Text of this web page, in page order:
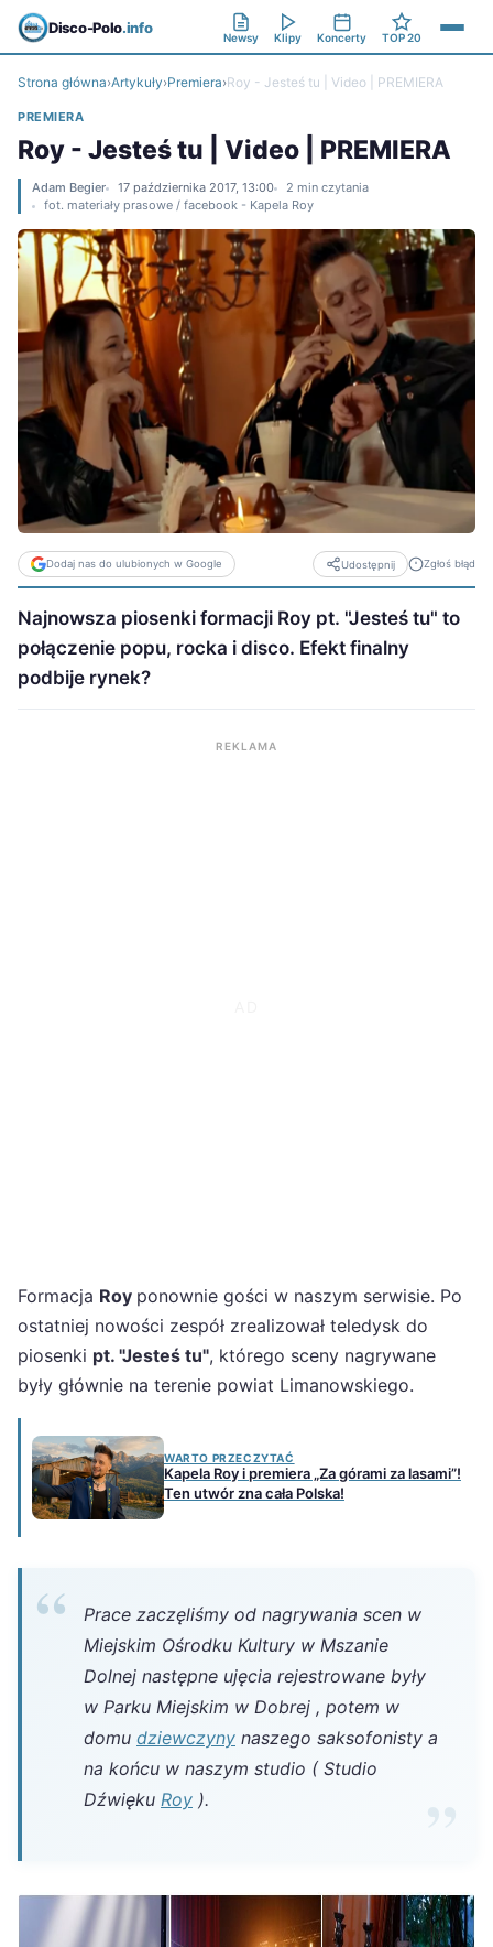
Disco-Polo.info
Newsy Klipy Koncerty TOP 20
Strona główna›Artykuły›Premiera›Roy - Jesteś tu | Video | PREMIERA
PREMIERA
Roy - Jesteś tu | Video | PREMIERA
Adam Begier 17 października 2017, 13:00
2 min czytania
fot. materiały prasowe / facebook - Kapela Roy
Dodaj nas do ulubionych w Google Udostępnij Zgłoś błąd
Najnowsza piosenki formacji Roy pt. "Jesteś tu" to
połączenie popu, rocka i disco. Efekt finalny
podbije rynek?
REKLAMA
Formacja Roy ponownie gości w naszym serwisie. Po
ostatniej nowości zespół zrealizował teledysk do
piosenki pt. "Jesteś tu", którego sceny nagrywane
były głównie na terenie powiat Limanowskiego.
WARTO PRZECZYTAĆ
Kapela Roy i premiera „Za górami za lasami”!
Ten utwór zna cała Polska!
Prace zaczęliśmy od nagrywania scen w
Miejskim Ośrodku Kultury w Mszanie
Dolnej następne ujęcia rejestrowane były
w Parku Miejskim w Dobrej , potem w
domu dziewczyny naszego saksofonisty a
na końcu w naszym studio ( Studio
Dźwięku Roy ).